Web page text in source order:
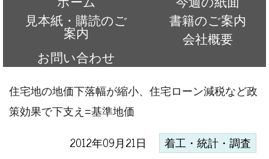
見本紙・購読のご
案内
書籍のご案内
会社概要
お問い合わせ
住宅地の地価下落幅が縮小、住宅ローン減税など政
策効果で下支え=基準地価
2012年09月21日 着工・統計・調査